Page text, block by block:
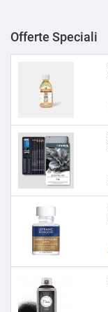
Offerte Speciali